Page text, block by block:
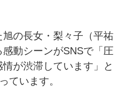
の長女・梨々子（平祐
動シーンがSNSで「圧
が渋滞しています」と
ています。